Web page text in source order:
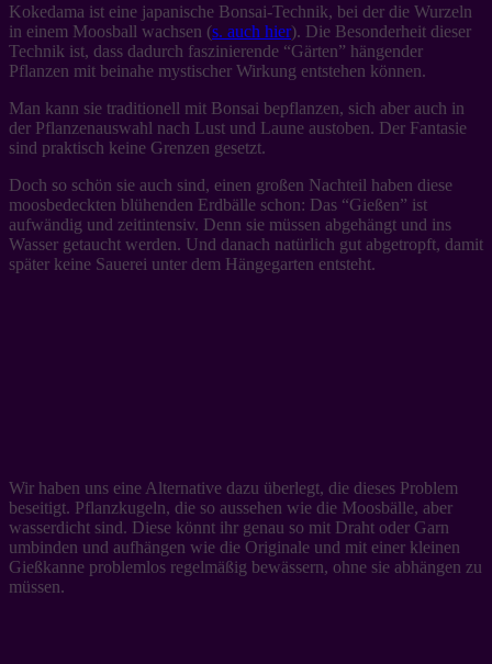
Kokedama ist eine japanische Bonsai-Technik, bei der die Wurzeln
in einem Moosball wachsen (s. auch hier). Die Besonderheit dieser
Technik ist, dass dadurch faszinierende “Gärten” hängender
Pflanzen mit beinahe mystischer Wirkung entstehen können.
Man kann sie traditionell mit Bonsai bepflanzen, sich aber auch in
der Pflanzenauswahl nach Lust und Laune austoben. Der Fantasie
sind praktisch keine Grenzen gesetzt.
Doch so schön sie auch sind, einen großen Nachteil haben diese
moosbedeckten blühenden Erdbälle schon: Das “Gießen” ist
aufwändig und zeitintensiv. Denn sie müssen abgehängt und ins
Wasser getaucht werden. Und danach natürlich gut abgetropft, damit
später keine Sauerei unter dem Hängegarten entsteht.
Wir haben uns eine Alternative dazu überlegt, die dieses Problem
beseitigt. Pflanzkugeln, die so aussehen wie die Moosbälle, aber
wasserdicht sind. Diese könnt ihr genau so mit Draht oder Garn
umbinden und aufhängen wie die Originale und mit einer kleinen
Gießkanne problemlos regelmäßig bewässern, ohne sie abhängen zu
müssen.